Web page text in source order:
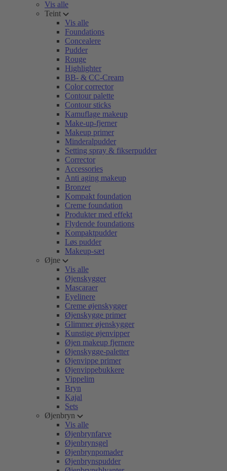
Vis alle
Teint
Vis alle
Foundations
Concealere
Pudder
Rouge
Highlighter
BB- & CC-Cream
Color corrector
Contour palette
Contour sticks
Kamuflage makeup
Make-up-fjerner
Makeup primer
Minderalpudder
Setting spray & fikserpudder
Corrector
Accessories
Anti aging makeup
Bronzer
Kompakt foundation
Creme foundation
Produkter med effekt
Flydende foundations
Kompaktpudder
Løs pudder
Makeup-sæt
Øjne
Vis alle
Øjenskygger
Mascaraer
Eyelinere
Creme øjenskygger
Øjenskygge primer
Glimmer øjenskygger
Kunstige øjenvipper
Øjen makeup fjernere
Øjenskygge-paletter
Øjenvippe primer
Øjenvippebukkere
Vippelim
Bryn
Kajal
Sets
Øjenbryn
Vis alle
Øjenbrynfarve
Øjenbrynsgel
Øjenbrynpomader
Øjenbrynspudder